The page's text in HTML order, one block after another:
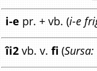
i-e pr. + vb. (i-e
îi2 vb. v.fi (